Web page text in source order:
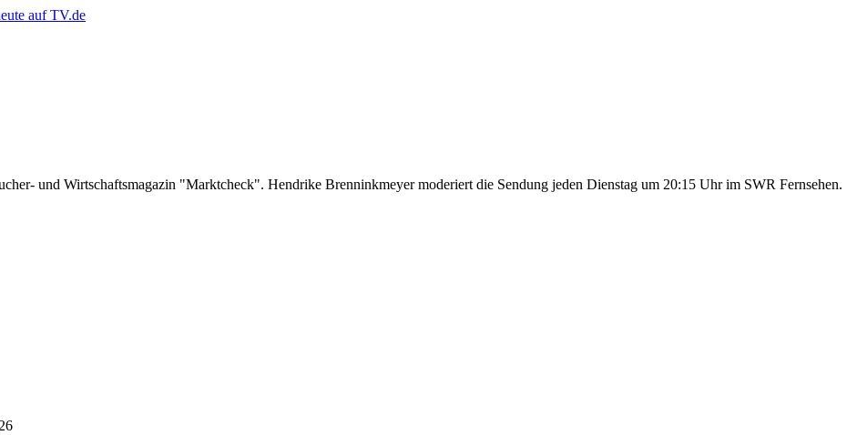
und Wirtschaftsmagazin "Marktcheck". Hendrike Brenninkmeyer moderiert die Sendung jeden Dienstag um 20:15 Uhr im SWR Fernsehen.